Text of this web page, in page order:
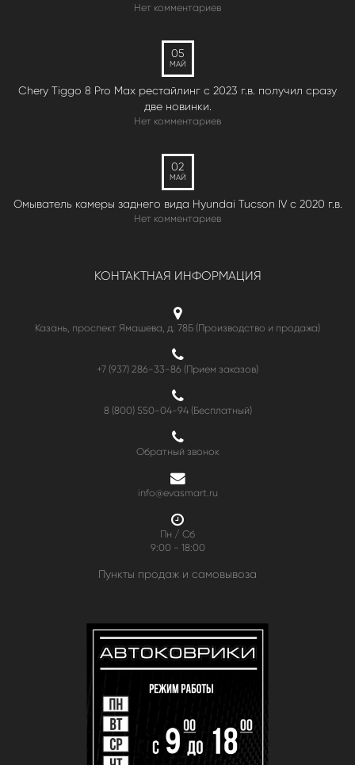
Нет комментариев
05
МАЙ
Chery Tiggo 8 Pro Max рестайлинг с 2023 г.в. получил сразу
две новинки.
Нет комментариев
02
МАЙ
Омыватель камеры заднего вида Hyundai Tucson IV c 2020 г.в.
Нет комментариев
КОНТАКТНАЯ ИНФОРМАЦИЯ
Казань, проспект Ямашева, д. 78Б (Производство и продажа)
+7 (937) 286-33-86 (Прием заказов)
8 (800) 550-04-94(Бесплатный)
Обратный звонок
info@evasmart.ru
Пн / Сб
9:00 - 18:00
Пункты продаж и самовывоза